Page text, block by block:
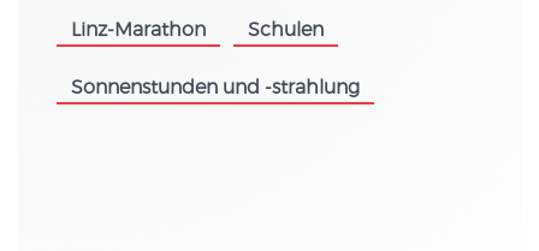
Linz-Marathon Schulen
Sonnenstunden und -strahlung